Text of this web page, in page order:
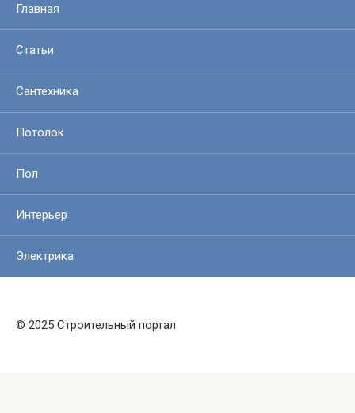
Главная
Статьи
Сантехника
Потолок
Пол
Интерьер
Электрика
© 2025 Строительный портал